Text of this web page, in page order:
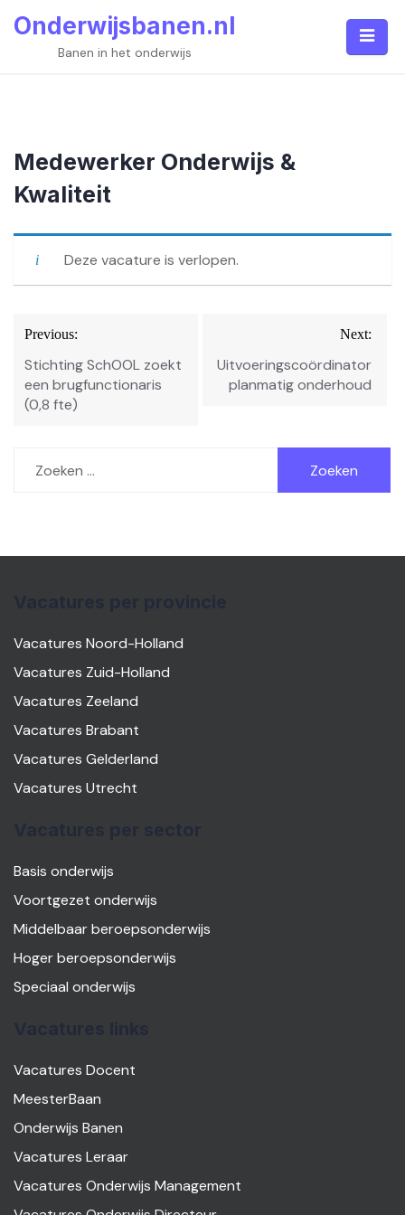
Onderwijsbanen.nl
Banen in het onderwijs
Medewerker Onderwijs &
Kwaliteit
Deze vacature is verlopen.
Bericht
navigatie
Previous:
Stichting SchOOL zoekt
een brugfunctionaris
(0,8 fte)
Next:
Uitvoeringscoördinator
planmatig onderhoud
naar:
Vacatures Noord-Holland
Vacatures Zuid-Holland
Vacatures Zeeland
Vacatures Brabant
Vacatures Gelderland
Vacatures Utrecht
Basis onderwijs
Voortgezet onderwijs
Middelbaar beroepsonderwijs
Hoger beroepsonderwijs
Speciaal onderwijs
Vacatures Docent
MeesterBaan
Onderwijs Banen
Vacatures Leraar
Vacatures Onderwijs Management